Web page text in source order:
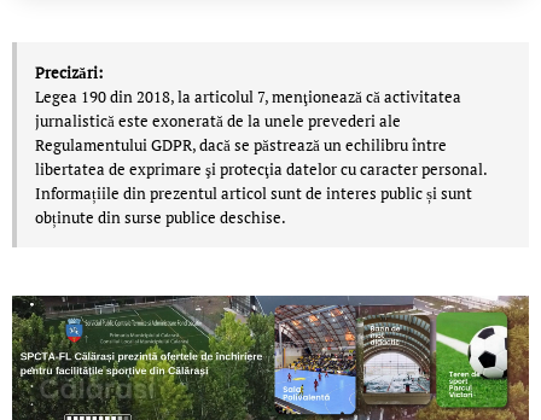
Precizări:
Legea 190 din 2018, la articolul 7, menţionează că activitatea
jurnalistică este exonerată de la unele prevederi ale
Regulamentului GDPR, dacă se păstrează un echilibru între
libertatea de exprimare şi protecţia datelor cu caracter personal.
Informațiile din prezentul articol sunt de interes public și sunt
obținute din surse publice deschise.